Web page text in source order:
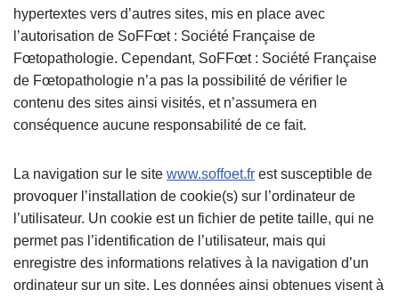
hypertextes vers d’autres sites, mis en place avec
l’autorisation de SoFFœt : Société Française de
Fœtopathologie. Cependant, SoFFœt : Société Française
de Fœtopathologie n’a pas la possibilité de vérifier le
contenu des sites ainsi visités, et n’assumera en
conséquence aucune responsabilité de ce fait.
La navigation sur le site www.soffoet.fr est susceptible de
provoquer l’installation de cookie(s) sur l’ordinateur de
l’utilisateur. Un cookie est un fichier de petite taille, qui ne
permet pas l’identification de l’utilisateur, mais qui
enregistre des informations relatives à la navigation d’un
ordinateur sur un site. Les données ainsi obtenues visent à